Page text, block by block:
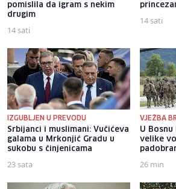
pomislila da igram s nekim
drugim
14 sati
14 sati
IZGUBLJEN U PREVODU
Srbijanci i muslimani: Vučićeva
galama u Mrkonjić Gradu u
sukobu s činjenicama
23 sata
VJEŽBA
U
velike
26 min